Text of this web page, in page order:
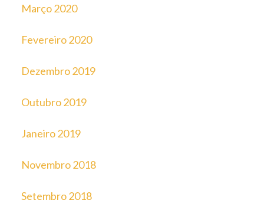
Março 2020
Fevereiro 2020
Dezembro 2019
Outubro 2019
Janeiro 2019
Novembro 2018
Setembro 2018